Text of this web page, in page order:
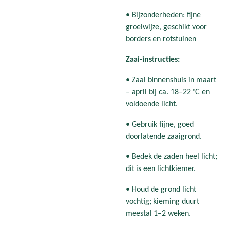
• Bijzonderheden: fijne
groeiwijze, geschikt voor
borders en rotstuinen
Zaai-instructies:
• Zaai binnenshuis in maart
– april bij ca. 18–22 °C en
voldoende licht.
• Gebruik fijne, goed
doorlatende zaaigrond.
• Bedek de zaden heel licht;
dit is een lichtkiemer.
• Houd de grond licht
vochtig; kieming duurt
meestal 1–2 weken.